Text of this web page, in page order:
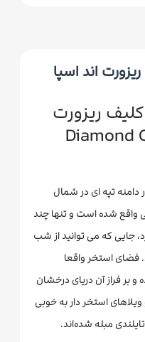
اند اسپا
ریزورت
دامنه تپه ای در شمال
واقع شده است و تنها چند
جایی که می توانید از شب
فضای استخر واقعا
فراز آن دریای درخشان
ویلاهای استخر دار به خوبی
مبله شده‌اند.